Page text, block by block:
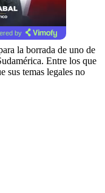
by
la borrada de uno de
Entre los que
sus temas legales no